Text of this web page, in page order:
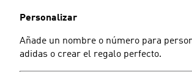
Personalizar
Añade un nombre o número para
adidas o crear el regalo perfecto.